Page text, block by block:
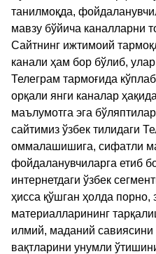
танилмоқда,
мавзу бўйича каналларни
Сайтнинг ижтимоий
канали ҳам бор бўлиб,
Телеграм тармоғида
орқали янги каналар
маълумотга эга
сайтимиз ўзбек тилидаги
оммалашишига, сифатли
фойдаланувчиларга етиб
интернетдаги ўзбек
ҳисса қўшган ҳолда порно,
материалларининг
илмий, маданий
вақтларини унумли